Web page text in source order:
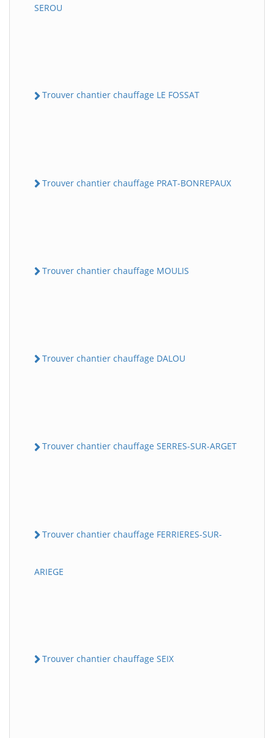
SEROU
Trouver chantier chauffage LE FOSSAT
Trouver chantier chauffage PRAT-BONREPAUX
Trouver chantier chauffage MOULIS
Trouver chantier chauffage DALOU
Trouver chantier chauffage SERRES-SUR-ARGET
Trouver chantier chauffage FERRIERES-SUR-
ARIEGE
Trouver chantier chauffage SEIX